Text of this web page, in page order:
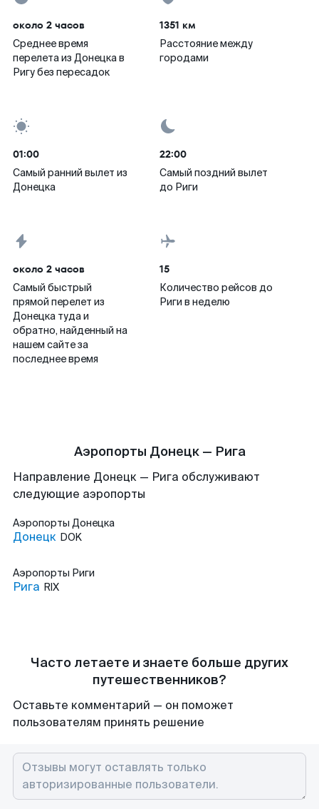
около 2 часов
Среднее время
перелета из Донецка в
Ригу без пересадок
1351 км
Расстояние между
городами
01:00
Самый ранний вылет из
Донецка
22:00
Самый поздний вылет
до Риги
около 2 часов
Самый быстрый
прямой перелет из
Донецка туда и
обратно, найденный на
нашем сайте за
последнее время
15
Количество рейсов до
Риги в неделю
Аэропорты Донецк — Рига
Направление Донецк — Рига обслуживают
следующие аэропорты
Аэропорты Донецка
Донецк DOK
Аэропорты Риги
Рига RIX
Часто летаете и знаете больше других
путешественников?
Оставьте комментарий — он поможет
пользователям принять решение